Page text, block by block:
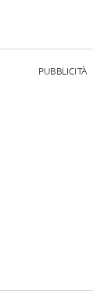
PUBBLICITÀ